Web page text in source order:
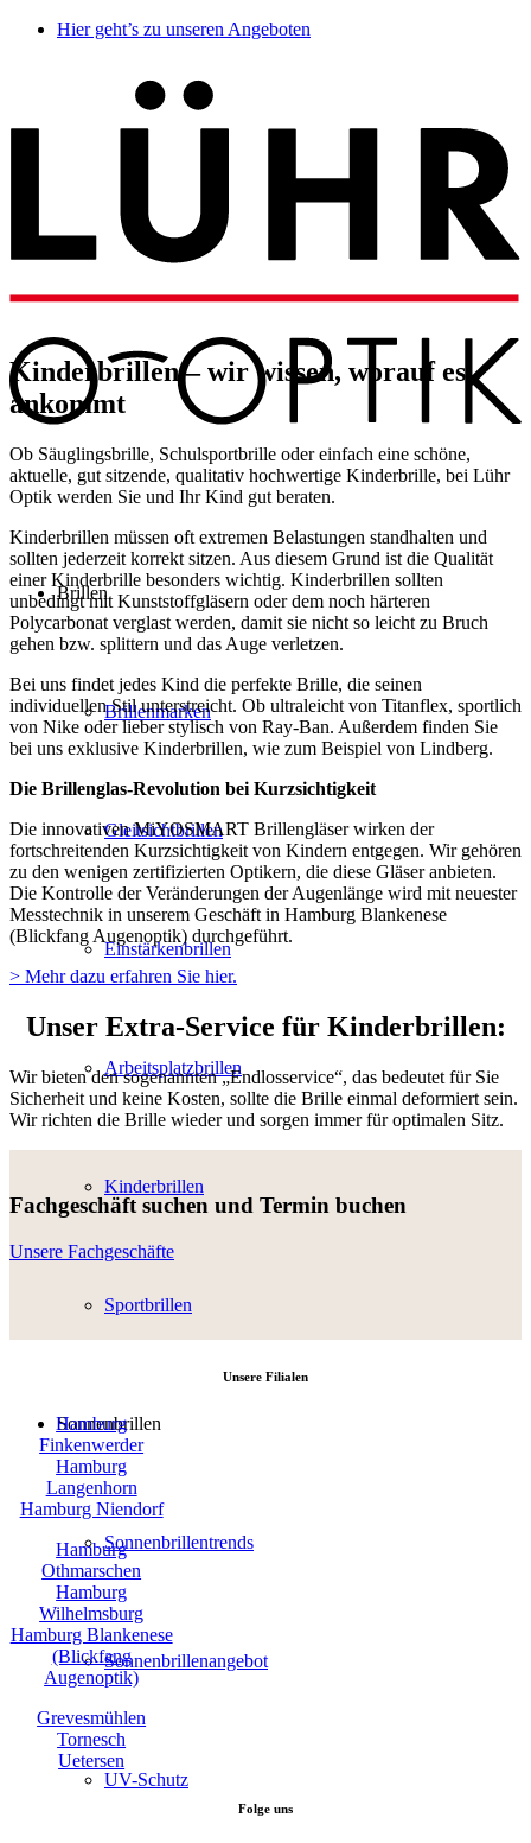
Hier geht’s zu unseren Angeboten
Brillen
Brillenmarken
Gleitsichtbrillen
Einstärkenbrillen
Arbeitsplatzbrillen
Kinderbrillen
Sportbrillen
Sonnenbrillen
Sonnenbrillentrends
Sonnenbrillenangebot
UV-Schutz
Kinderbrillen – wir wissen, worauf es
ankommt
Ob Säuglingsbrille, Schulsportbrille oder einfach eine schöne,
aktuelle, gut sitzende, qualitativ hochwertige Kinderbrille, bei Lühr
Optik werden Sie und Ihr Kind gut beraten.
Kinderbrillen müssen oft extremen Belastungen standhalten und
sollten jederzeit korrekt sitzen. Aus diesem Grund ist die Qualität
einer Kinderbrille besonders wichtig. Kinderbrillen sollten
unbedingt mit Kunststoffgläsern oder dem noch härteren
Polycarbonat verglast werden, damit sie nicht so leicht zu Bruch
gehen bzw. splittern und das Auge verletzen.
Bei uns findet jedes Kind die perfekte Brille, die seinen
individuellen Stil unterstreicht. Ob ultraleicht von Titanflex, sportlich
von Nike oder lieber stylisch von Ray-Ban. Außerdem finden Sie
bei uns exklusive Kinderbrillen, wie zum Beispiel von Lindberg.
Die Brillenglas-Revolution bei Kurzsichtigkeit
Die innovativen MiYOSMART Brillengläser wirken der
fortschreitenden Kurzsichtigkeit von Kindern entgegen. Wir gehören
zu den wenigen zertifizierten Optikern, die diese Gläser anbieten.
Die Kontrolle der Veränderungen der Augenlänge wird mit neuester
Messtechnik in unserem Geschäft in Hamburg Blankenese
(Blickfang Augenoptik) durchgeführt.
> Mehr dazu erfahren Sie hier.
Unser Extra-Service für Kinderbrillen:
Wir bieten den sogenannten „Endlosservice“, das bedeutet für Sie
Sicherheit und keine Kosten, sollte die Brille einmal deformiert sein.
Wir richten die Brille wieder und sorgen immer für optimalen Sitz.
Fachgeschäft suchen und Termin buchen
Unsere Fachgeschäfte
Unsere Filialen
Hamburg
Finkenwerder
Hamburg
Langenhorn
Hamburg Niendorf
Hamburg
Othmarschen
Hamburg
Wilhelmsburg
Hamburg Blankenese
(Blickfang
Augenoptik)
Grevesmühlen
Tornesch
Uetersen
Folge uns